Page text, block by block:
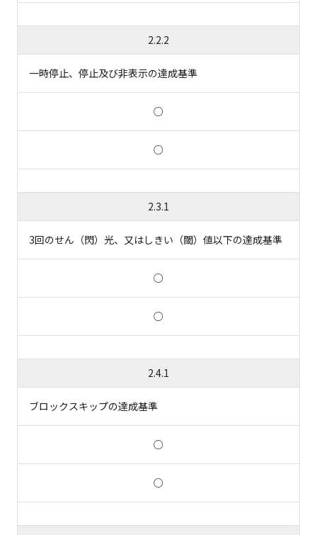
2.2.2
一時停止、停止及び非表示の達成基準
○
○
2.3.1
3回のせん（閃）光、又はしきい（閾）値以下の達成基準
○
○
2.4.1
ブロックスキップの達成基準
○
○